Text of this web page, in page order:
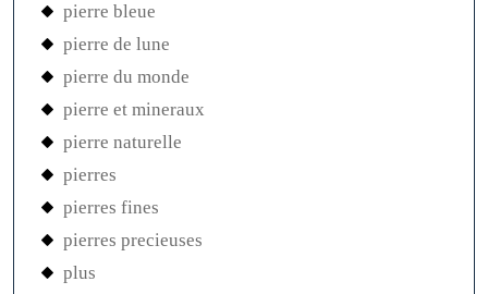
pierre bleue
pierre de lune
pierre du monde
pierre et mineraux
pierre naturelle
pierres
pierres fines
pierres precieuses
plus